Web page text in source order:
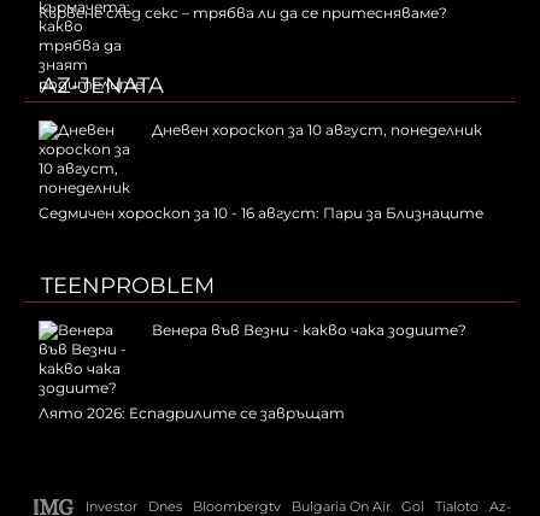
Кървене след секс – трябва ли да се притесняваме?
AZ-JENATA
Дневен хороскоп за 10 август, понеделник
Седмичен хороскоп за 10 - 16 август: Пари за Близнаците
TEENPROBLEM
Венера във Везни - какво чака зодиите?
Лято 2026: Еспадрилите се завръщат
Investor Dnes Bloombergtv Bulgaria On Air Gol Tialoto
Az-